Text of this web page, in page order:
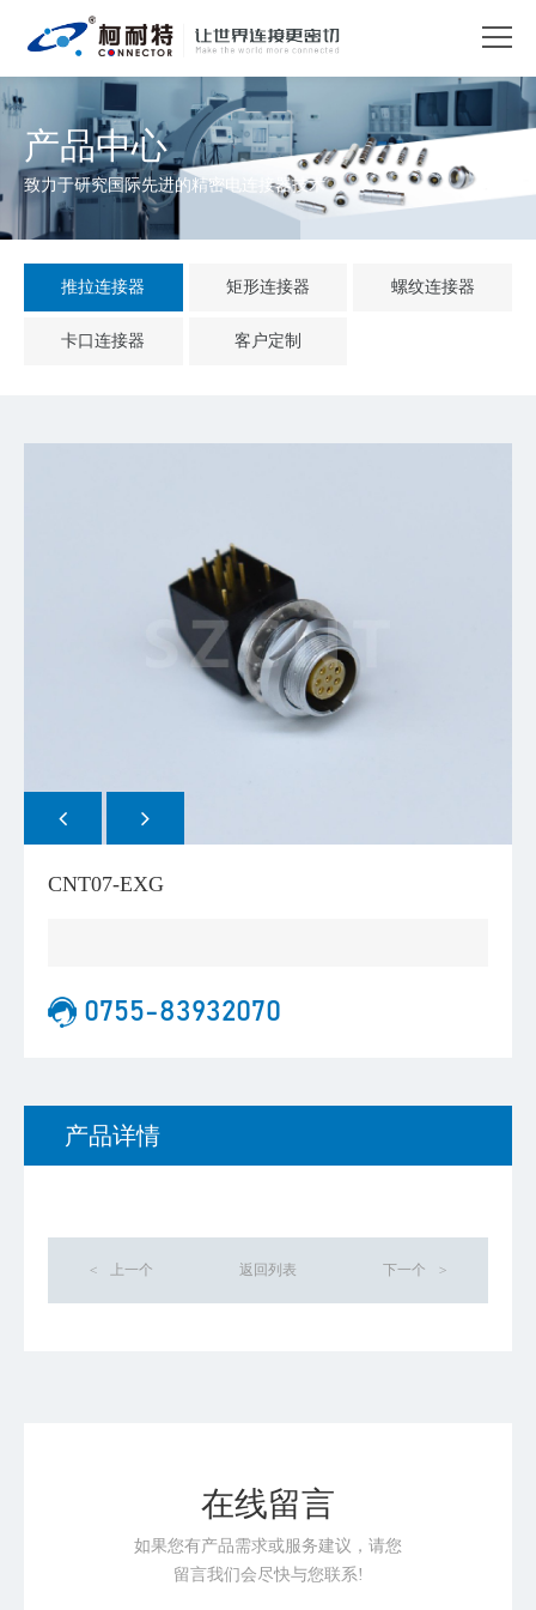
产品中心
致力于研究国际先进的精密电连接器技术
推拉连接器 矩形连接器 螺纹连接器
卡口连接器 客户定制
CNT07-EXG
0755-83932070
产品详情
< 上一个 返回列表 下一个 >
在线留言
如果您有产品需求或服务建议，请您
留言我们会尽快与您联系!